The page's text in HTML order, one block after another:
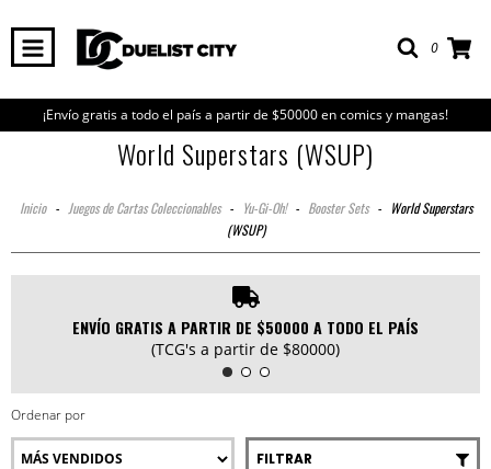
0
¡Envío gratis a todo el país a partir de $50000 en comics y mangas!
World Superstars (WSUP)
Inicio - Juegos de Cartas Coleccionables - Yu-Gi-Oh! - Booster Sets -
World Superstars
(WSUP)
ENVÍO GRATIS A PARTIR DE $50000 A TODO EL PAÍS
(TCG's a partir de $80000)
Ordenar por
FILTRAR